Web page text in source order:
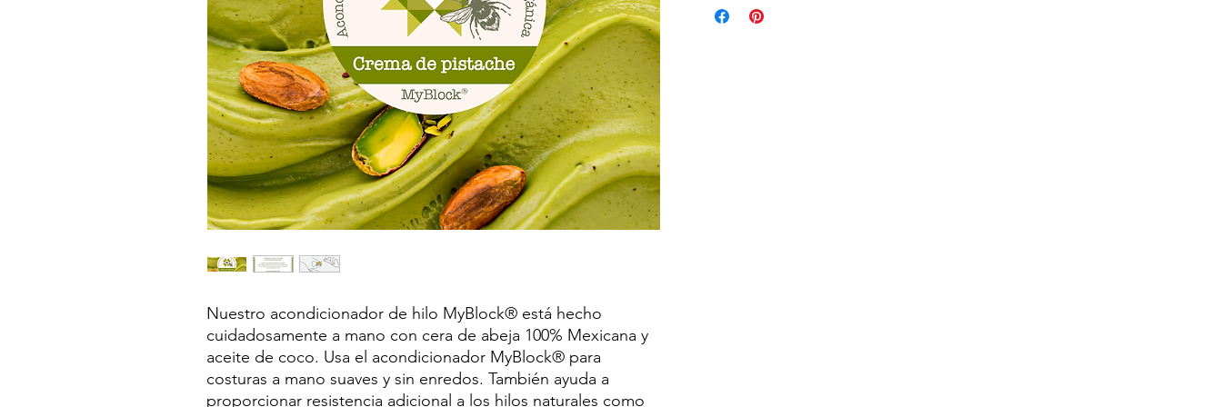
Nuestro acondicionador de hilo MyBlock® está hecho
cuidadosamente a mano con cera de abeja 100% Mexicana y
aceite de coco. Usa el acondicionador MyBlock® para
costuras a mano suaves y sin enredos. También ayuda a
proporcionar resistencia adicional a los hilos naturales como
para que puedas rastrear tu paquete.